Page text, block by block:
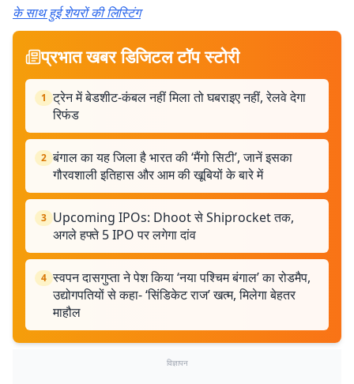
के साथ हुई शेयरों की लिस्टिंग
प्रभात खबर डिजिटल टॉप स्टोरी
1 ट्रेन में बेडशीट-कंबल नहीं मिला तो घबराइए नहीं, रेलवे देगा
रिफंड
2 बंगाल का यह जिला है भारत की ‘मैंगो सिटी’, जानें इसका
गौरवशाली इतिहास और आम की खूबियों के बारे में
3 Upcoming IPOs: Dhoot से Shiprocket तक,
अगले हफ्ते 5 IPO पर लगेगा दांव
4 स्वपन दासगुप्ता ने पेश किया ‘नया पश्चिम बंगाल’ का रोडमैप,
उद्योगपतियों से कहा- ‘सिंडिकेट राज’ खत्म, मिलेगा बेहतर
माहौल
विज्ञापन